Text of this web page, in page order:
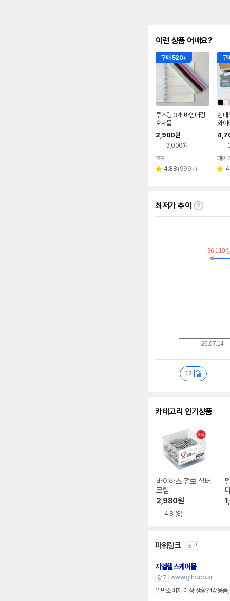
이런 상품 어때요?
구매 520+
루즈링 3개 바인더링
호재몰
2,900원
3,000원
호재
별 4.88 리
(999+)
구
현대
와
0개
링
별
최저가 추이
최
1개월
카테고리 인기상품
바이하츠 점보 실버
크립
2,980원
4.8 (8)
파워링크 광고
지엘헬스케어몰
광고 www.glhc.co.kr
일반소비자 대상 생활건강용